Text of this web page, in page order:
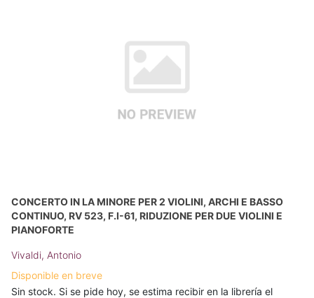
CONCERTO IN LA MINORE PER 2 VIOLINI, ARCHI E BASSO
CONTINUO, RV 523, F.I-61, RIDUZIONE PER DUE VIOLINI E
PIANOFORTE
Vivaldi, Antonio
Disponible en breve
Sin stock. Si se pide hoy, se estima recibir en la librería el